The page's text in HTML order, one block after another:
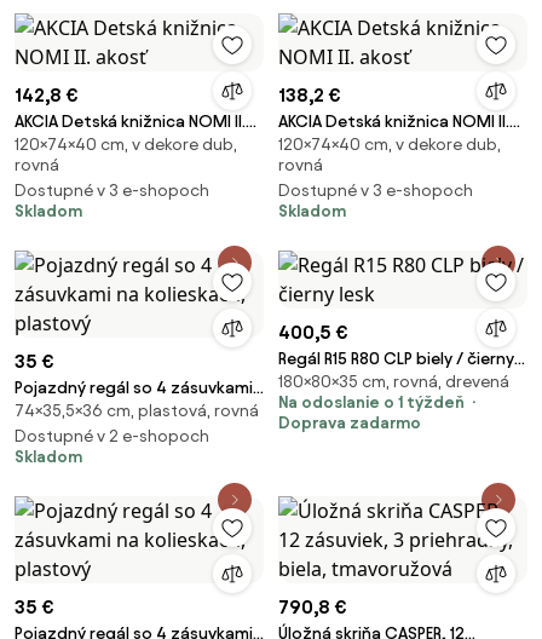
142,8 €
AKCIA Detská knižnica NOMI II.
akosť
120×74×40 cm, v dekore dub,
rovná
Dostupné v 3 e-shopoch
Skladom
138,2 €
AKCIA Detská knižnica NOMI II.
akosť
120×74×40 cm, v dekore dub,
rovná
Dostupné v 3 e-shopoch
Skladom
35 €
Pojazdný regál so 4 zásuvkami
na kolieskach, plastový
74×35,5×36 cm, plastová, rovná
Dostupné v 2 e-shopoch
Skladom
400,5 €
Regál R15 R80 CLP biely / čierny
lesk
180×80×35 cm, rovná, drevená
Na odoslanie o 1 týždeň
Doprava zadarmo
35 €
Pojazdný regál so 4 zásuvkami
790,8 €
Úložná skriňa CASPER, 12